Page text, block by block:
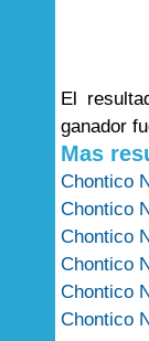
El
ganador
Mas
Chontico
Chontico
Chontico
Chontico
Chontico
Chontico